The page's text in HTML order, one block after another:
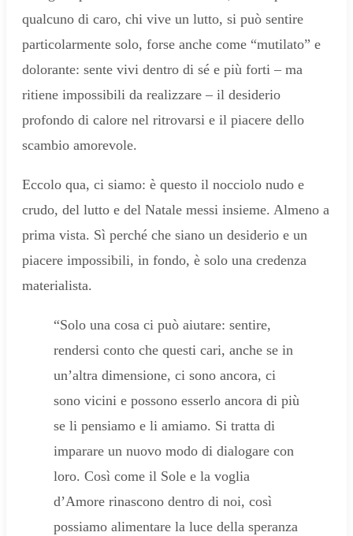
qualcuno di caro, chi vive un lutto, si può sentire
particolarmente solo, forse anche come “mutilato” e
dolorante: sente vivi dentro di sé e più forti – ma
ritiene impossibili da realizzare – il desiderio
profondo di calore nel ritrovarsi e il piacere dello
scambio amorevole.
Eccolo qua, ci siamo: è questo il nocciolo nudo e
crudo, del lutto e del Natale messi insieme. Almeno a
prima vista. Sì perché che siano un desiderio e un
piacere impossibili, in fondo, è solo una credenza
materialista.
“Solo una cosa ci può aiutare: sentire,
rendersi conto che questi cari, anche se in
un’altra dimensione, ci sono ancora, ci
sono vicini e possono esserlo ancora di più
se li pensiamo e li amiamo. Si tratta di
imparare un nuovo modo di dialogare con
loro. Così come il Sole e la voglia
d’Amore rinascono dentro di noi, così
possiamo alimentare la luce della speranza